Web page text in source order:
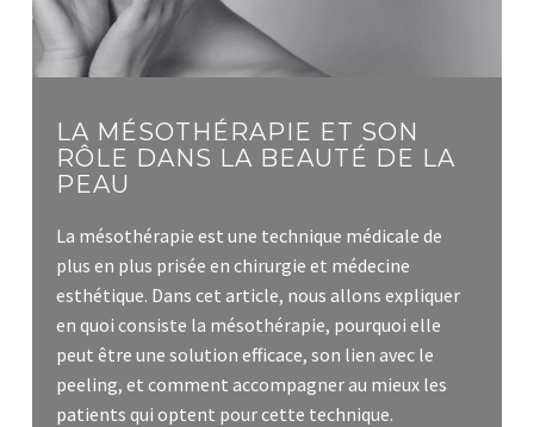
LA MÉSOTHÉRAPIE ET SON
RÔLE DANS LA BEAUTÉ DE LA
PEAU
La mésothérapie est une technique médicale de
plus en plus prisée en chirurgie et médecine
esthétique. Dans cet article, nous allons expliquer
en quoi consiste la mésothérapie, pourquoi elle
peut être une solution efficace, son lien avec le
peeling, et comment accompagner au mieux les
patients qui optent pour cette technique.